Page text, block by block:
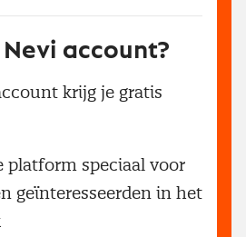
account?
krijg je gratis
platform speciaal voor
geïnteresseerden in het